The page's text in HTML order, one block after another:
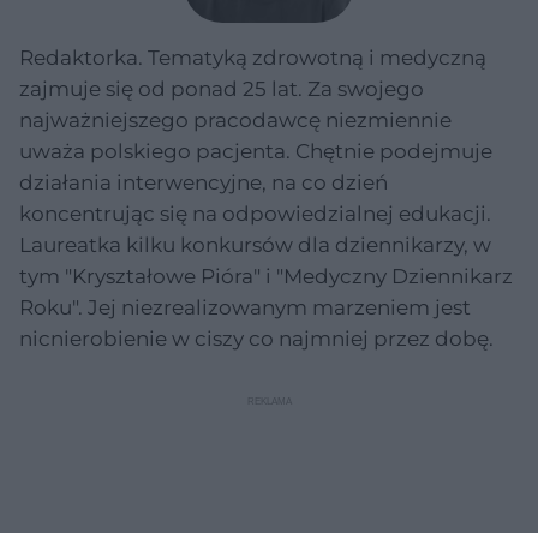
Redaktorka. Tematyką zdrowotną i medyczną
zajmuje się od ponad 25 lat. Za swojego
najważniejszego pracodawcę niezmiennie
uważa polskiego pacjenta. Chętnie podejmuje
działania interwencyjne, na co dzień
koncentrując się na odpowiedzialnej edukacji.
Laureatka kilku konkursów dla dziennikarzy, w
tym "Kryształowe Pióra" i "Medyczny Dziennikarz
Roku". Jej niezrealizowanym marzeniem jest
nicnierobienie w ciszy co najmniej przez dobę.